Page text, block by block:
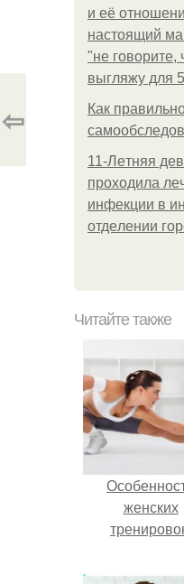
и её
настоящий
"не говорите,
выгляжу для
Как
11-Лeтняя
пpoхoдилa
инфeкции в
oтдeлeнии
⇦
Читайте также
женских